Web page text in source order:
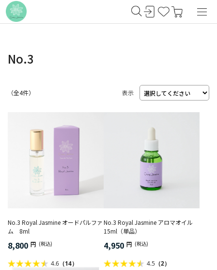
No.3
表示
（ 4件）
No.3 Royal Jasmine オードパルファ
ム 8ml
8,800 円 (税込)
4.6 （14）
No.3 Royal Jasmine アロマオイル
15ml（単品）
4,950 円 (税込)
4.5 （2）